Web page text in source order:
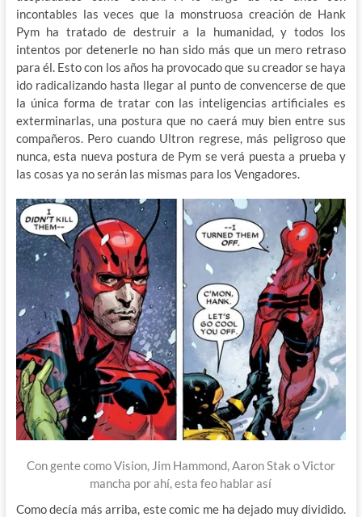
incontables las veces que la monstruosa creación de Hank
Pym ha tratado de destruir a la humanidad, y todos los
intentos por detenerle no han sido más que un mero retraso
para él. Esto con los años ha provocado que su creador se haya
ido radicalizando hasta llegar al punto de convencerse de que
la única forma de tratar con las inteligencias artificiales es
exterminarlas, una postura que no caerá muy bien entre sus
compañeros. Pero cuando Ultron regrese, más peligroso que
nunca, esta nueva postura de Pym se verá puesta a prueba y
las cosas ya no serán las mismas para los Vengadores.
Con gente como Vision, Jim Hammond, Aaron Stak o Victor
mancha por ahí, esta feo hablar así
Como decía más arriba, este comic me ha dejado muy dividido.